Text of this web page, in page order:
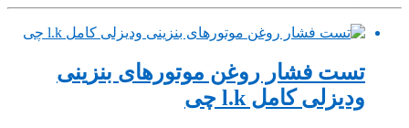
تست فشار روغن موتورهای بنزینی
ودیزلی کامل l.k چی